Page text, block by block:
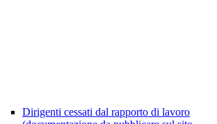
Dirigenti cessati dal rapporto di lavoro